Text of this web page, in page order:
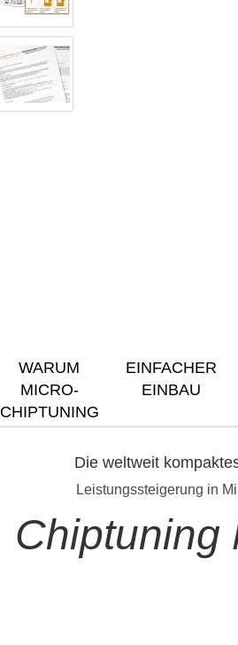
WARUM
MICRO-
CHIPTUNING
EINFACHER
EINBAU
Die weltweit
Leistungssteigerung in
Chiptuning